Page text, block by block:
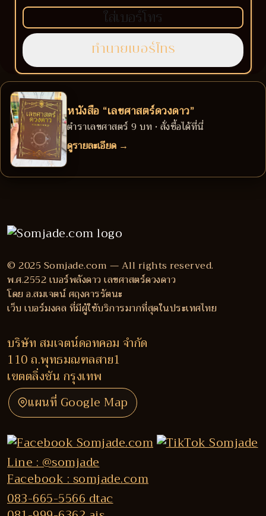
หนังสือ “เลขศาสตร์ดวงดาว”
ตำราเลขศาสตร์ 9 บท • สั่งซื้อได้ที่นี่
ดูรายละเอียด →
© 2025 Somjade.com — All rights reserved.
พ.ศ.2552 เบอร์พลังดาว เลขศาสตร์ดวงดาว
โดย อ.สมเจตน์ ศฤงคารรัตนะ
เว็บ เบอร์มงคล ที่มีผู้ใช้บริการมากที่สุดในประเทศไทย
บริษัท สมเจตน์ดอทคอม จำกัด
110 ถ.พุทธมณฑลสาย1
เขตตลิ่งชัน กรุงเทพ
แผนที่ Google Map
Line : @somjade
Facebook : somjade.com
083-665-5566 dtac